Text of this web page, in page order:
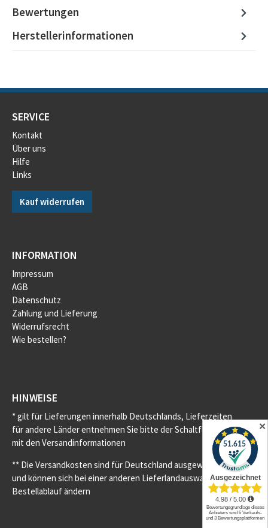
Bewertungen
Herstellerinformationen
SERVICE
Kontakt
Über uns
Hilfe
Links
Kauf widerrufen
INFORMATION
Impressum
AGB
Datenschutz
Zahlung und Lieferung
Widerrufsrecht
Wie bestellen?
HINWEISE
* gilt für Lieferungen innerhalb Deutschlands, Lieferzeiten
für andere Länder entnehmen Sie bitte der Schaltfläche
mit den Versandinformationen
** Die Versandkosten sind für Deutschland ausgewiesen
und können sich bei einer anderen Lieferlandauswahl im
Bestellablauf ändern
✕